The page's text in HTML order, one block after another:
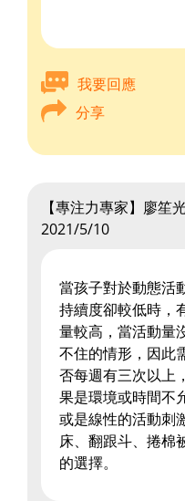
我要回應
分享
【專注力專家】廖笙
2021/5/10
當孩子對於動態活
持續度卻較低時，
量較高，當活動量
不住的情形，因此
否每週有三次以上
果是環境或時間不
或是線性的活動刺
床、翻跟斗、捲棉
的選擇。